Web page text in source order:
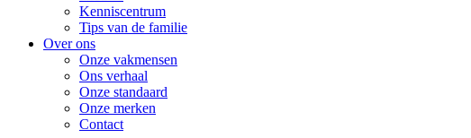
Kenniscentrum
Tips van de familie
Over ons
Onze vakmensen
Ons verhaal
Onze standaard
Onze merken
Contact